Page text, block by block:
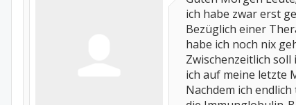
ich habe zwar erst
Bezüglich einer
habe ich noch nix
Zwischenzeitlich
ich auf meine letzte
Nachdem ich